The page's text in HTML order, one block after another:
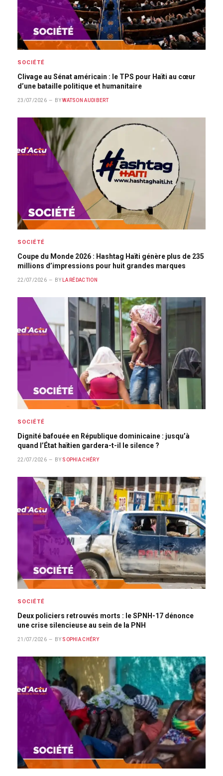
SOCIÉTÉ
Clivage au Sénat américain : le TPS pour Haïti au cœur
d’une bataille politique et humanitaire
23/07/2026 BY WATSON AUDIBERT
SOCIÉTÉ
Coupe du Monde 2026 : Hashtag Haïti génère plus de 235
millions d’impressions pour huit grandes marques
22/07/2026 BY LA RÉDACTION
SOCIÉTÉ
Dignité bafouée en République dominicaine : jusqu’à
quand l’État haïtien gardera-t-il le silence ?
22/07/2026 BY SOPHIA CHÉRY
SOCIÉTÉ
Deux policiers retrouvés morts : le SPNH-17 dénonce
une crise silencieuse au sein de la PNH
21/07/2026 BY SOPHIA CHÉRY